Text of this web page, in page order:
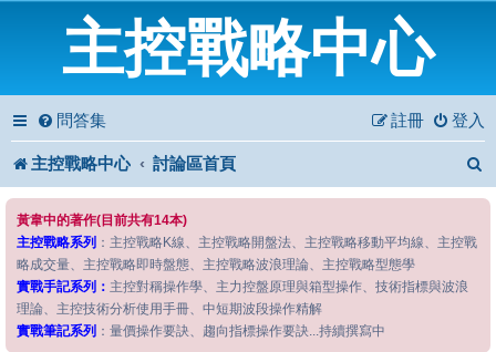
主控戰略中心
問答集 登入
註冊
主控戰略中心 討論區首頁
黃韋中的著作(目前共有14本)
主控戰略系列 ：主控戰略K線、主控戰略開盤法、主控戰略移動平均線、主控戰
略成交量、主控戰略即時盤態、主控戰略波浪理論、主控戰略型態學
實戰手記系列： 主控對稱操作學、主力控盤原理與箱型操作、技術指標與波浪
理論、主控技術分析使用手冊、中短期波段操作精解
實戰筆記系列 ：量價操作要訣、趨向指標操作要訣...持續撰寫中